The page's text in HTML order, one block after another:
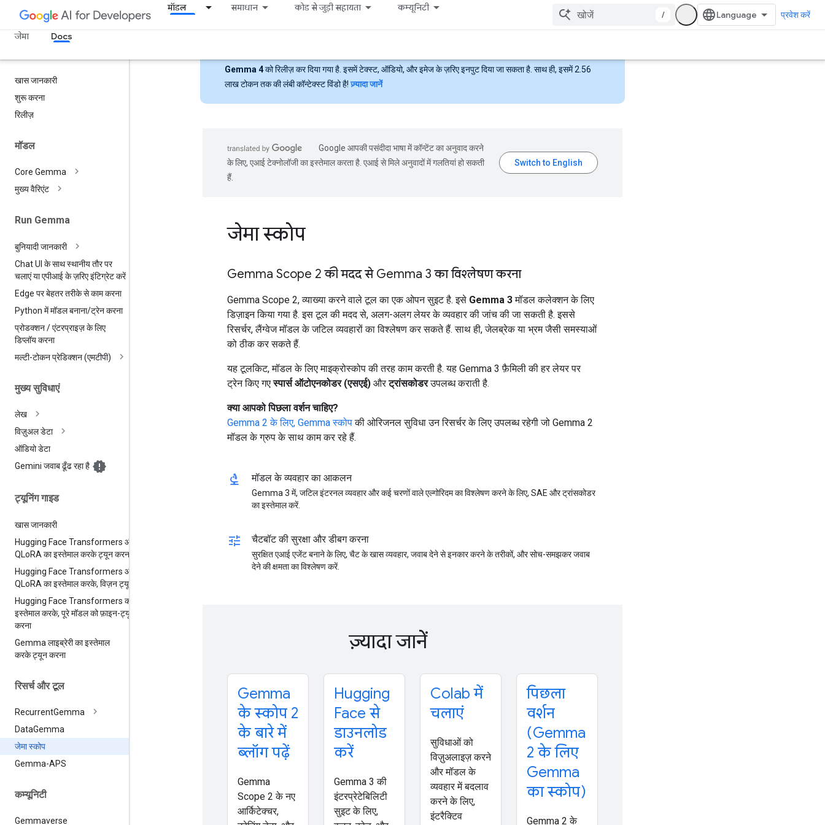
मॉडल समाधान कोड से जुड़ी सहायता कम्यूनिटी
/ प्रवेश करें
जेमा Docs
खास जानकारी
शुरू करना
रिलीज़
मॉडल
Core Gemma
मुख्य वैरिएंट
Run Gemma
बुनियादी जानकारी
Chat UI के साथ स्थानीय तौर पर
चलाएं या एपीआई के ज़रिए इंटिग्रेट करें
Edge पर बेहतर तरीके से काम करना
Python में मॉडल बनाना/ट्रेन करना
प्रोडक्शन/एंटरप्राइज़ के लिए
डिप्लॉय करना
मल्टी-टोकन प्रेडिक्शन (एमटीपी)
मुख्य सुविधाएं
लेख
विज़ुअल डेटा
ऑडियो डेटा
Gemini जवाब ढूँढ रहा है
ट्यूनिंग गाइड
खास जानकारी
Hugging Face Transformers और
QLoRA का इस्तेमाल करके ट्यून करना
Hugging Face Transformers और
QLoRA का इस्तेमाल करके, विज़न ट्यून
Hugging Face Transformers का
इस्तेमाल करके, पूरे मॉडल को फ़ाइन-ट्यून
करना
Gemma लाइब्रेरी का इस्तेमाल
करके ट्यून करना
रिसर्च और टूल
RecurrentGemma
DataGemma
जेमा स्कोप
Gemma-APS
कम्यूनिटी
Gemmaverse
Gemma 4को रिलीज़ कर दिया गया है. इसमें टेक्स्ट, ऑडियो, और इमेज के ज़रिए इनपुट दिया जा सकता है. साथ ही, इसमें 2.56
लाख टोकन तक की लंबी कॉन्टेक्स्ट विंडो है!ज़्यादा जानें
Google आपकी पसंदीदा भाषा में कॉन्टेंट का अनुवाद करने
के लिए, एआई टेक्नोलॉजी का इस्तेमाल करता है. एआई से मिले अनुवादों में गलतियां हो सकती
हैं.
जेमा स्कोप
Gemma Scope 2 की मदद से Gemma 3 का विश्लेषण करना
Gemma Scope 2, व्याख्या करने वाले टूल का एक ओपन सुइट है. इसे Gemma 3मॉडल कलेक्शन के लिए
डिज़ाइन किया गया है. इस टूल की मदद से, अलग-अलग लेयर के व्यवहार की जांच की जा सकती है. इससे
रिसर्चर, लैंग्वेज मॉडल के जटिल व्यवहारों का विश्लेषण कर सकते हैं. साथ ही, जेलब्रेक या भ्रम जैसी समस्याओं
को ठीक कर सकते हैं.
यह टूलकिट, मॉडल के लिए माइक्रोस्कोप की तरह काम करती है. यह Gemma 3 फ़ैमिली की हर लेयर पर
ट्रेन किए गएस्पार्स ऑटोएनकोडर (एसएई) औरट्रांसकोडरउपलब्ध कराती है.
क्या आपको पिछला वर्शन चाहिए?
Gemma 2 के लिए, Gemma स्कोपकी ओरिजनल सुविधा उन रिसर्चर के लिए उपलब्ध रहेगी जो Gemma 2
मॉडल के ग्रुप के साथ काम कर रहे हैं.
biotech मॉडल के व्यवहार का आकलन
Gemma 3 में, जटिल इंटरनल व्यवहार और कई चरणों वाले एल्गोरिदम का विश्लेषण करने के लिए, SAE और ट्रांसकोडर
का इस्तेमाल करें.
tune चैटबॉट की सुरक्षा और डीबग करना
सुरक्षित एआई एजेंट बनाने के लिए, चैट के खास व्यवहार, जवाब देने से इनकार करने के तरीकों, और सोच-समझकर जवाब
देने की क्षमता का विश्लेषण करें.
ज़्यादा जानें
Gemma
के स्कोप 2
के बारे में
ब्लॉग पढ़ें
Gemma
Scope 2 के नए
आर्किटेक्चर,
Hugging
Face से
डाउनलोड
करें
Gemma 3 की
इंटरप्रेटेबिलिटी
सुइट के लिए,
Colab में
चलाएं
सुविधाओं को
विज़ुअलाइज़ करने
और मॉडल के
व्यवहार में बदलाव
करने के लिए,
इंटरैक्टिव
पिछला
वर्शन
(Gemma
2 के लिए
Gemma
का स्कोप)
Gemma 2 के